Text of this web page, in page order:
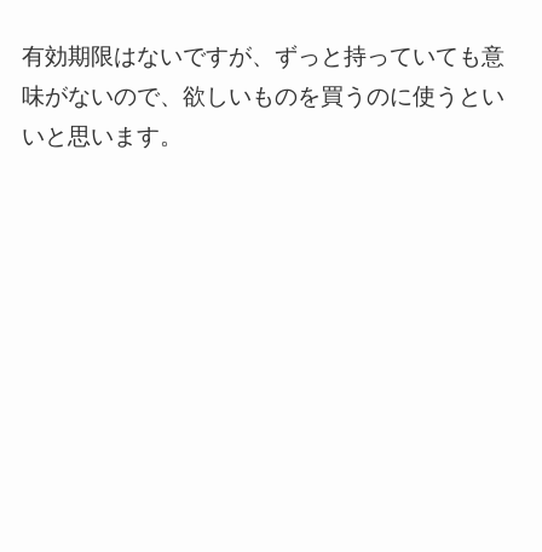
有効期限はないですが、ずっと持っていても意
味がないので、欲しいものを買うのに使うとい
いと思います。